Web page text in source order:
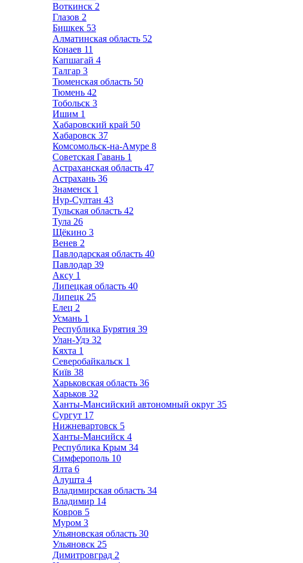
Воткинск 2
Глазов 2
Бишкек 53
Алматинская область 52
Конаев 11
Капшагай 4
Талгар 3
Тюменская область 50
Тюмень 42
Тобольск 3
Ишим 1
Хабаровский край 50
Хабаровск 37
Комсомольск-на-Амуре 8
Советская Гавань 1
Астраханская область 47
Астрахань 36
Знаменск 1
Нур-Султан 43
Тульская область 42
Тула 26
Щёкино 3
Венев 2
Павлодарская область 40
Павлодар 39
Аксу 1
Липецкая область 40
Липецк 25
Елец 2
Усмань 1
Республика Бурятия 39
Улан-Удэ 32
Кяхта 1
Северобайкальск 1
Київ 38
Харьковская область 36
Харьков 32
Ханты-Мансийский автономный округ 35
Сургут 17
Нижневартовск 5
Ханты-Мансийск 4
Республика Крым 34
Симферополь 10
Ялта 6
Алушта 4
Владимирская область 34
Владимир 14
Ковров 5
Муром 3
Ульяновская область 30
Ульяновск 25
Димитровград 2